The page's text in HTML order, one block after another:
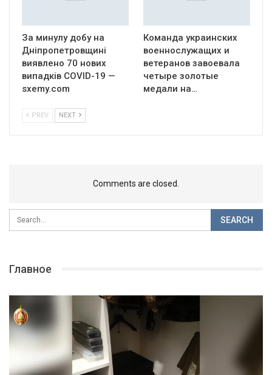
За минулу добу на
Дніпропетровщині
виявлено 70 нових
випадків COVID-19 —
sxemy.com
Команда украинских
военнослужащих и
ветеранов завоевала
четыре золотые
медали на…
PREV NEXT
Comments are closed.
Главное